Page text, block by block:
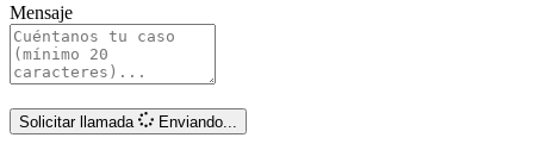
Mensaje
Solicitar llamada Enviando...